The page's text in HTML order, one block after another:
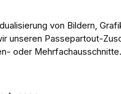
von Bildern,
unseren Passepartout-
oder Mehrfachausschnitte.